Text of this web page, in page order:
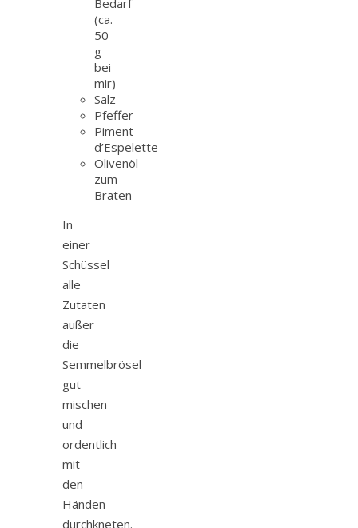
Bedarf
(ca.
50
g
bei
mir)
Salz
Pfeffer
Piment
d’Espelette
Olivenöl
zum
Braten
In
einer
Schüssel
alle
Zutaten
außer
die
Semmelbrösel
gut
mischen
und
ordentlich
mit
den
Händen
durchkneten.